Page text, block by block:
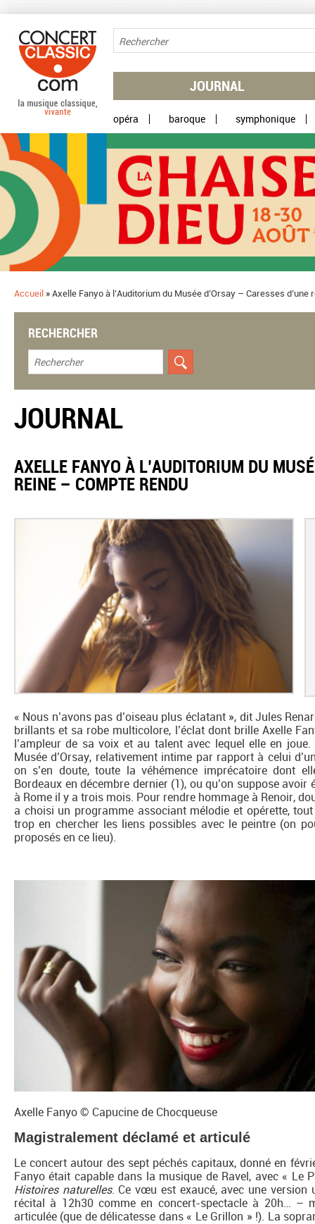
JOURNAL
opéra baroque symphonique
Accueil »Axelle Fanyo à l’Auditorium du Musée d’Orsay – Caresses d’une
RECHERCHER
JOURNAL
AXELLE FANYO À L’AUDITORIUM DU
REINE – COMPTE RENDU
« Nous n’avons pas d’oiseau plus éclatant », dit Jules
brillants et sa robe multicolore, l’éclat dont brille Axelle
l’ampleur de sa voix et au talent avec lequel elle en
Musée d’Orsay, relativement intime par rapport à celui
on s’en doute, toute la véhémence imprécatoire dont
Bordeaux en décembre dernier (1), ou qu’on suppose avoir
à Rome il y a trois mois. Pour rendre hommage à Renoir,
a choisi un programme associant mélodie et opérette,
trop en chercher les liens possibles avec le peintre (on
proposés en ce lieu).
Axelle Fanyo © Capucine de Chocqueuse
Magistralement déclamé et articulé
Le concert autour des sept péchés capitaux, donné en
Fanyo était capable dans la musique de Ravel, avec « Le
Histoires naturelles. Ce vœu est exaucé, avec une
récital à 12h30 comme en concert-spectacle à 20h… –
articulée (que de délicatesse dans « Le Grillon » !). La